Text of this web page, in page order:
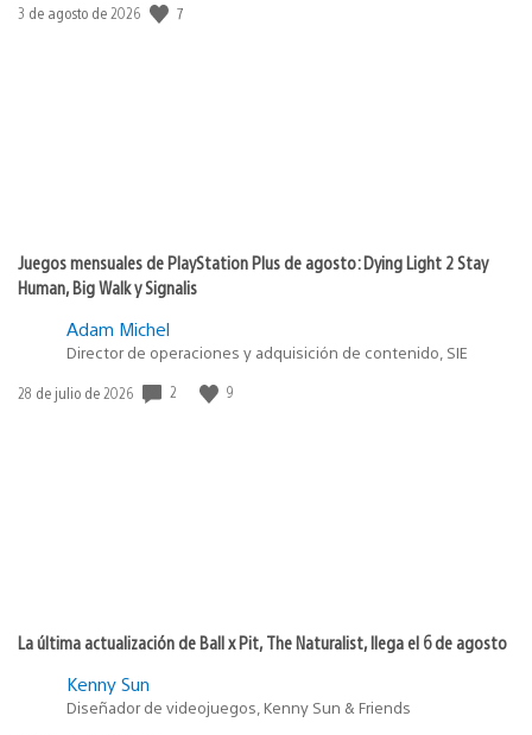
Fecha
3 de agosto de 2026 7
Juegos mensuales de PlayStation Plus de agosto: Dying Light 2 Stay
Human, Big Walk y Signalis
Adam Michel
Director de operaciones y adquisición de contenido, SIE
Fecha
28 de julio de 2026 2 9
La última actualización de Ball x Pit, The Naturalist, llega el 6 de agosto
Kenny Sun
Diseñador de videojuegos, Kenny Sun & Friends